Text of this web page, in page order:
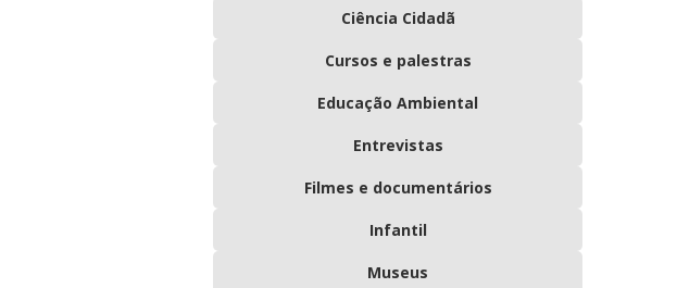
Ciência Cidadã
Cursos e palestras
Educação Ambiental
Entrevistas
Filmes e documentários
Infantil
Museus